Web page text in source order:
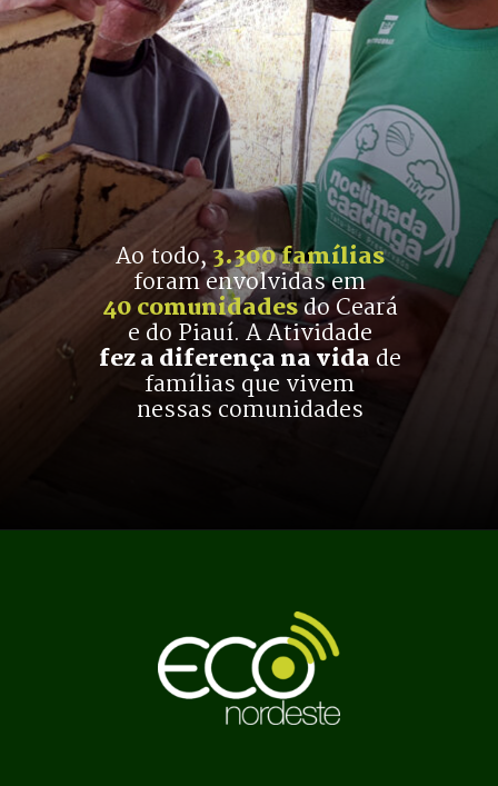
Ao todo, 3.300 famílias
foram envolvidas em
40 comunidades do Ceará
e do Piauí. A Atividade
fez a diferença na vida de
famílias que vivem
nessas comunidades